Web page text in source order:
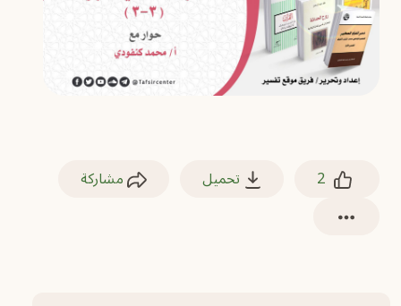
2 تحميل مشاركة